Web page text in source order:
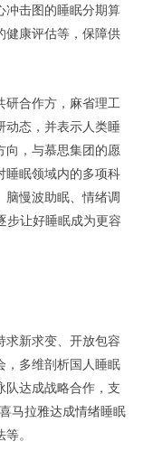
冲击图的睡眠分期算
健康评估等，保障供
研合作方，麻省理工
动态，并表示人类睡
向，与慕思集团的愿
睡眠领域内的多项科
脑慢波助眠、情绪调
步让好睡眠成为更容
求新求变、开放包容
，多维剖析国人睡眠
队达成战略合作，支
马拉雅达成情绪睡眠
。